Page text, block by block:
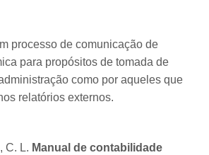
processo de comunicação de
para propósitos de tomada de
como por aqueles que
relatórios externos.
C. L. Manual de contabilidade